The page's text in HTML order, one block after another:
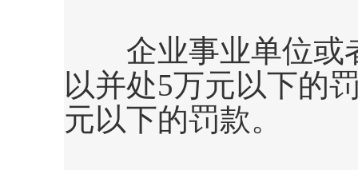
企业事业单位或
以并处5万元以下的
元以下的罚款。